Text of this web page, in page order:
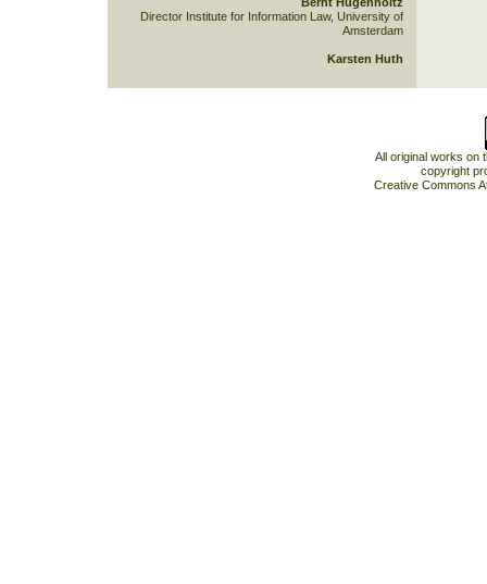
Director Institute for Information Law, University of
Amsterdam
Karsten Huth
All original works on
copyright
Creative Commons